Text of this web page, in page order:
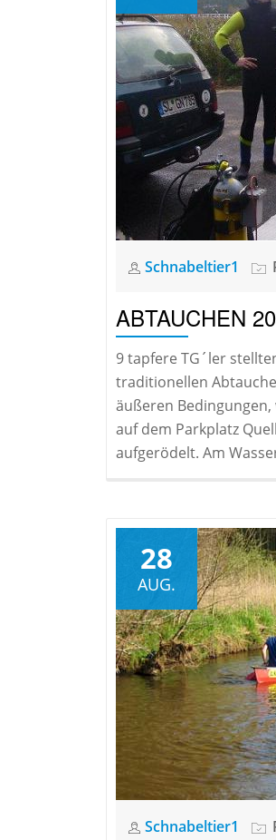
Schnabeltier1
ABTAUCHEN
9 tapfere TG´ler
traditionellen
äußeren
auf dem Parkplatz
aufgerödelt. Am
28
AUG.
Schnabeltier1